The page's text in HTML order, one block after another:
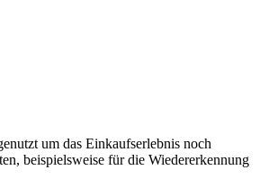
um das Einkaufserlebnis noch
beispielsweise für die Wiedererkennung